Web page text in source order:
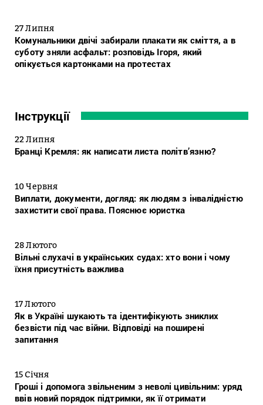
27 Липня
Комунальники двічі забирали плакати як сміття, а в
суботу зняли асфальт: розповідь Ігоря, який
опікується картонками на протестах
Інструкції
22 Липня
Бранці Кремля: як написати листа політв’язню?
10 Червня
Виплати, документи, догляд: як людям з інвалідністю
захистити свої права. Пояснює юристка
28 Лютого
Вільні слухачі в українських судах: хто вони і чому
їхня присутність важлива
17 Лютого
Як в Україні шукають та ідентифікують зниклих
безвісти під час війни. Відповіді на поширені
запитання
15 Січня
Гроші і допомога звільненим з неволі цивільним: уряд
ввів новий порядок підтримки, як її отримати